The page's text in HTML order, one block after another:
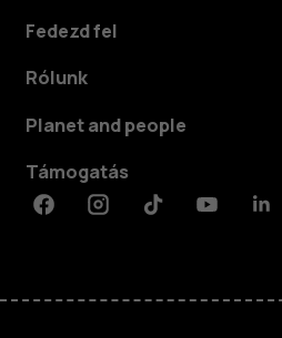
Fedezd fel
Rólunk
Planet and people
Támogatás
FacebookInstagramTiktokYoutube